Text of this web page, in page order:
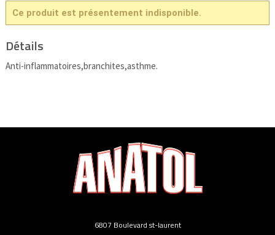
Ce produit est présentement indisponible.
Détails
Anti-inflammatoires,branchites,asthme.
6807 Boulevard st-laurent